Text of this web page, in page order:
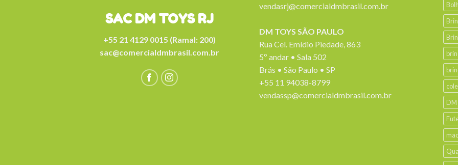
SAC DM TOYS RJ
+55 21 4129 0015 (Ramal: 200)
sac@comercialdmbrasil.com.br
vendasrj@comercialdmbrasil.com.br
DM TOYS SÃO PAULO
Rua Cel. Emídio Piedade, 863
5º andar • Sala 502
Brás • São Paulo • SP
+55 11 94038-8799
vendassp@comercialdmbrasil.com.br
DM